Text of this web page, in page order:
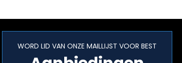
WORD LID VAN ONZE MAILLIJST VOOR BEST